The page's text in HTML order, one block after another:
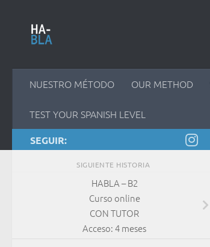
NUESTRO MÉTODO OUR METHOD
TEST YOUR SPANISH LEVEL
SEGUIR:
SIGUIENTE HISTORIA
HABLA – B2
Curso online
CON TUTOR
Acceso: 4 meses